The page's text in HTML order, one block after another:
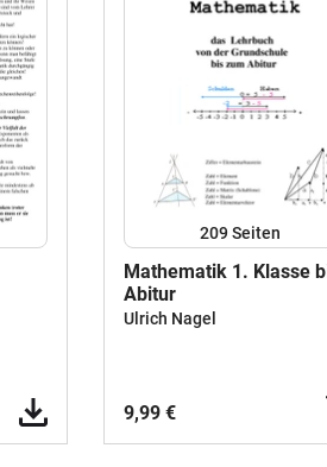
209Seiten
Mathematik 1. Klasse
Abitur
Ulrich Nagel
9,99 €